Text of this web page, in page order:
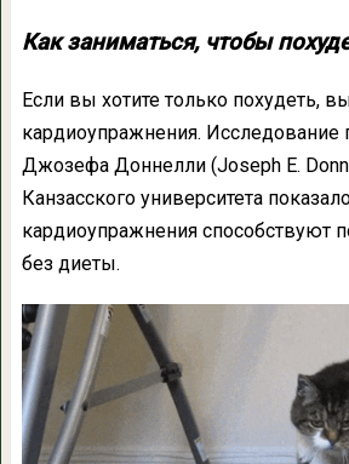
Как заниматься, чтобы
Если вы хотите только похудеть,
кардиоупражнения. Исследование
Джозефа Доннелли (Joseph E.
Канзасского университета
кардиоупражнения способствуют
без диеты.